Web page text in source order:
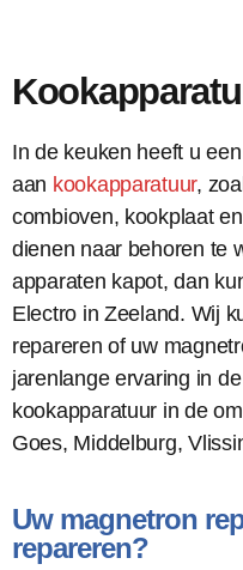
In de keuken heeft u
aan kookapparatuur,
combioven, kookplaat
dienen naar behoren te
apparaten kapot, dan
Electro in Zeeland. Wij
repareren of uw
jarenlange ervaring in
kookapparatuur in de
Goes, Middelburg,
Uw magnetron
repareren?